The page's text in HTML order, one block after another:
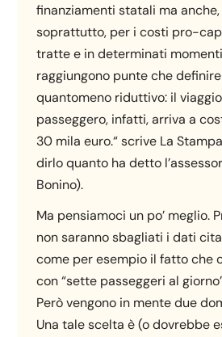
finanziamenti statali ma
soprattutto, per i costi pro-
tratte e in determinati
raggiungono punte che
quantomeno riduttivo: il
passeggero, infatti, arriva a
30 mila euro.“ scrive La
dirlo quanto ha detto
Bonino).
Ma pensiamoci un po’ meglio.
non saranno sbagliati i dati
come per esempio il fatto che
con “sette passeggeri al
Però vengono in mente due
Una tale scelta è (o dovrebbe